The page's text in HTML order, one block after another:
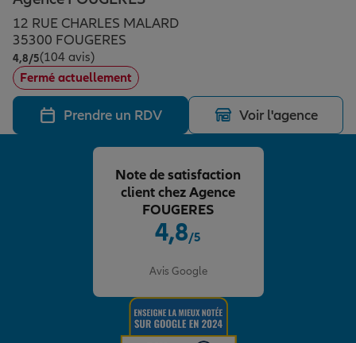
Assurance emprunteur
Prévoyance et dépendance
Assurance animal de compagnie
Protection de la famille
Protection juridique
Épargne & retraite
Plan épargne retraite
Assurance vie
Placements financiers
Investissements immobiliers
Transmission
Vos projets
Partir en vacances
Départ à la retraite
Conseil assurance
Assurance habitation
Allianz en France
12 RUE CHARLES MALARD
35300 FOUGERES
4,8/5Note de 4.8 sur 5
(104 avis)
Fermé actuellement
Prendre un RDV Voir l'agence
4,8/5
Avis Google
Note de satisfaction
client chez Agence
FOUGERES